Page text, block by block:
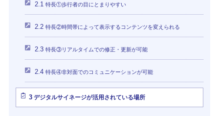
2.1 特長①歩行者の目にとまりやすい
2.2 特長②時間帯によって表示するコンテンツを変えられる
2.3 特長③リアルタイムでの修正・更新が可能
2.4 特長④非対面でのコミュニケーションが可能
3デジタルサイネージが活用されている場所